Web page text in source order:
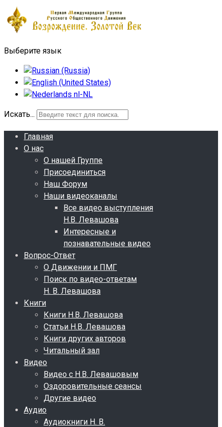
Выберите язык
Искать...
Главная
О нас
О нашей Группе
Присоединиться
Наш Форум
Наши видеоканалы
Все видео выступления
Н.В. Левашова
Интересные и
познавательные видео
Вопрос-Ответ
О Движении и ПМГ
Поиск по видео-ответам
Н. В. Левашова
Книги
Книги Н.В. Левашова
Статьи Н.В. Левашова
Книги других авторов
Читальный зал
Видео
Видео с Н.В. Левашовым
Оздоровительные сеансы
Другие видео
Аудио
Аудиокниги Н. В.